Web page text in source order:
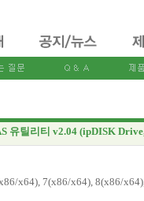
유틸리티 v2.04 (ipDISK
x64), 7(x86/x64), 8(x86/